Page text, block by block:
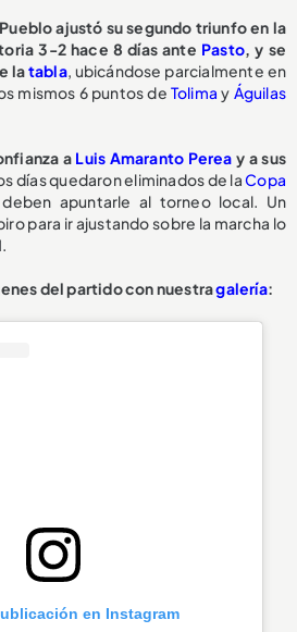
ajustó su segundo triunfo en la
3-2 hace 8 días ante Pasto, y se
latabla, ubicándose parcialmente en
mismos 6 puntos de Tolimay Águilas
a Luis Amaranto Perea y a sus
días quedaron eliminados de laCopa
apuntarle al torneo local. Un
para ir ajustando sobre la marcha lo
del partido con nuestragalería:
en Instagram